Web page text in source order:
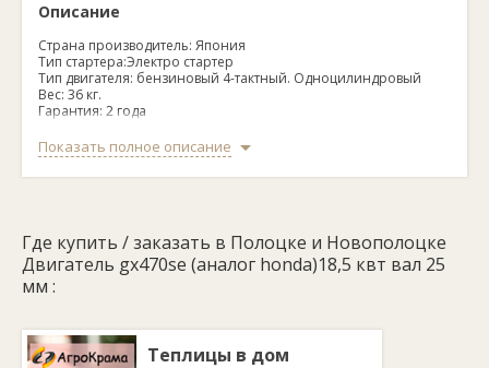
Описание
Страна производитель: Япония
Тип стартера:Электро стартер
Тип двигателя: бензиновый 4-тактный. Одноцилиндровый
Вес: 36 кг.
Гарантия: 2 года
Особенности данной модели:
Модель GX-470se (под шпонку)
Объем двигателя: см3 460
Пуск двигателя: Ручной
Расход топлива: г/кВт/ч 374
Объём масла: (л) 1,1
Габари ты, (Д/Ш/В), мм: 485*455*535
Масса: кг 36
Показать полное описание
Где купить / заказать в Полоцке и Новополоцке
Двигатель gx470sе (аналог honda)18,5 квт вал 25
мм :
Теплицы в дом